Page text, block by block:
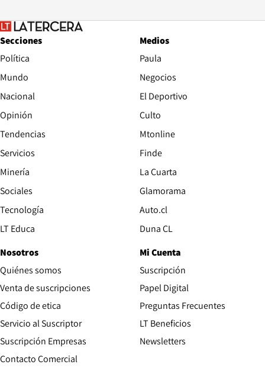
Secciones
Política
Mundo
Nacional
Opinión
Tendencias
Servicios
Minería
Sociales
Tecnología
LT Educa
Medios
Paula
Negocios
El Deportivo
Culto
Mtonline
Finde
La Cuarta
Glamorama
Auto.clOpens in new window
Duna CLOpens in new window
Nosotros
Quiénes somos
Venta de suscripciones
Código de etica Opens in new window
Servicio al Suscriptor
Suscripción Empresas
Contacto ComercialOpens in new window
Mi Cuenta
Suscripción
Papel DigitalOpens in new
Preguntas Frecuentes
LT Beneficios
Newsletters